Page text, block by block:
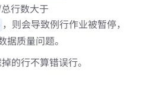
行数大于
，则会导致例行作业被暂停，
据质量问题。
的行不算错误行。